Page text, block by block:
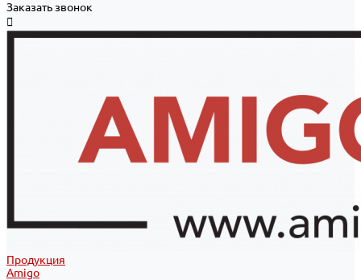
Заказать звонок
Продукция
Amigo